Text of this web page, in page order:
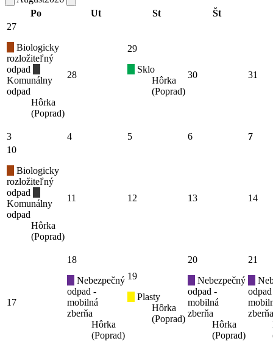
Po
Ut St Št
27
Biologicky
rozložiteľný
odpad
Komunálny
odpad
Hôrka
(Poprad)
28
29
Sklo
Hôrka
(Poprad)
30 31
3 4 5 6
7
10
Biologicky
rozložiteľný
odpad
Komunálny
odpad
Hôrka
(Poprad)
11 12 13 14
17
18
Nebezpečný
odpad -
mobilná
zberňa
Hôrka
(Poprad)
19
Plasty
Hôrka
(Poprad)
20
Nebezpečný
odpad -
mobilná
zberňa
Hôrka
(Poprad)
21
zberňa